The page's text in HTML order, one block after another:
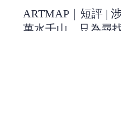
ARTMAP｜短評 |
萬水千山，只為尋